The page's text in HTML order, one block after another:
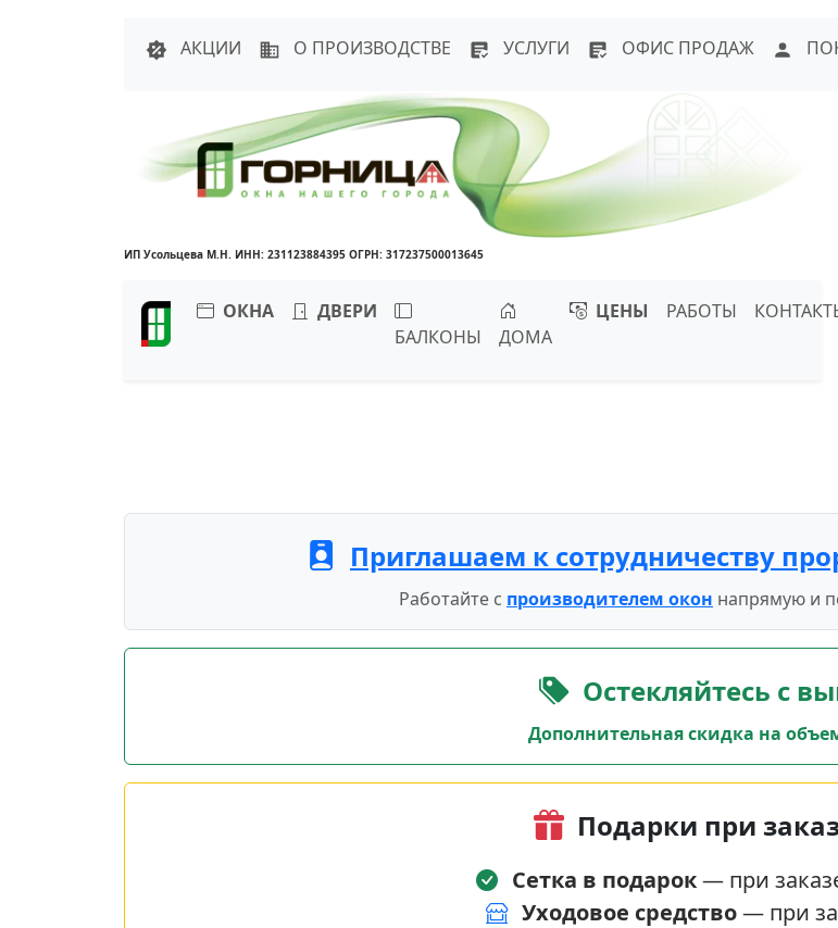
АКЦИИ
О ПРОИЗВОДСТВЕ УСЛУГИ ОФИС ПРОДАЖ
ИП Усольцева М.Н. ИНН: 231123884395 ОГРН: 317237500013645
ОКНА
ДВЕРИ
БАЛКОНЫ
ДОМА
ЦЕНЫ РАБОТЫ
Приглашаем к сотрудничеству
Работайте с производителем окон напрямую и
Остекляйтесь с
Дополнительная скидка на
Подарки при
Сетка в подарок— при
Уходовое средство— при